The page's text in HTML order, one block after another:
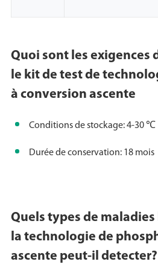
Quoi sont les exigences
le kit de test de
à conversion ascente
Conditions de stockage: 4-30 ℃
Durée de conservation: 18 mois
Quels types de
la technologie de
ascente peut-il detecter?